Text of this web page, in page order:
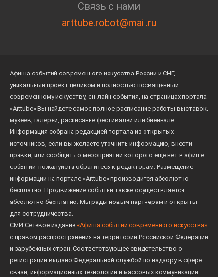
Связь с нами
arttube.robot@mail.ru
Афиша событий современного искусства России и СНГ,
уникальный проект целиком и полностью посвященный
современному искусству, он-лайн события, на страницах портала
«Arttube» Вы найдете самое полное расписание работы выставок,
музеев, галерей, расписание фестивалей или биеннале.
Информация собрана редакцией портала из открытых
источников, если вы желаете уточнить информацию, внести
правки, или сообщить о мероприятии которого еще нет в афише
событий, пожалуйста обратитесь к редакторам. Размещение
информации на портале «Arttube» производится абсолютно
бесплатно. Продвижение событий также осуществляется
абсолютно бесплатно. Мы рады новым партнерам и открыты
для сотрудничества.
СМИ Сетевое издание «Афиша событий современного искусства»
с правом распространения на территории Российской Федерации
и зарубежных стран. Соответствующее свидетельство о
регистрации выдано Федеральной службой по надзору в сфере
связи, информационных технологий и массовых коммуникаций